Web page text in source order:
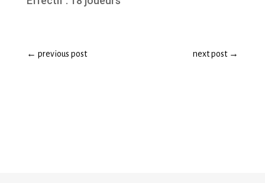
← previous post next post→